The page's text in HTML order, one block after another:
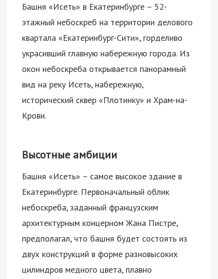
Башня «Исеть» в Екатеринбурге – 52-
этажный небоскреб на территории делового
квартала «Екатеринбург-Сити», горделиво
украсивший главную набережную города.Из
окон небоскреба открывается панорамный
вид на реку Исеть, набережную,
исторический сквер «Плотинку» и Храм-на-
Крови.
Высотные амбиции
Башня «Исеть» – самое высокое здание в
Екатеринбурге. Первоначальный облик
небоскреба, заданный французским
архитектурным концерном Жана Пистре,
предполагал, что башня будет состоять из
двух конструкций в форме разновысоких
цилиндров медного цвета, плавно